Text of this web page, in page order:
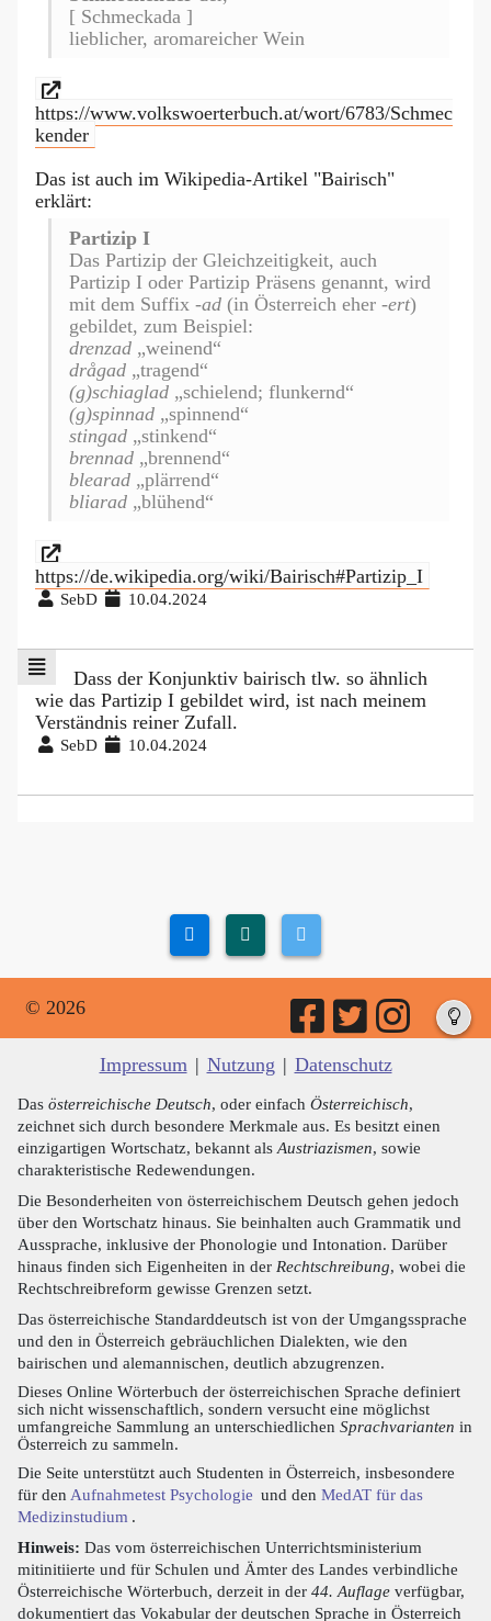
[ Schmeckada ]
lieblicher, aromareicher Wein
https://www.volkswoerterbuch.at/wort/6783/Schmec
kender
Das ist auch im Wikipedia-Artikel "Bairisch"
erklärt:
Partizip I
Das Partizip der Gleichzeitigkeit, auch
Partizip I oder Partizip Präsens genannt, wird
mit dem Suffix -ad (in Österreich eher -ert)
gebildet, zum Beispiel:
drenzad „weinend“
drågad „tragend“
(g)schiaglad „schielend; flunkernd“
(g)spinnad „spinnend“
stingad „stinkend“
brennad „brennend“
blearad „plärrend“
bliarad „blühend“
https://de.wikipedia.org/wiki/Bairisch#Partizip_I
SebD 10.04.2024
Dass der Konjunktiv bairisch tlw. so ähnlich
wie das Partizip I gebildet wird, ist nach meinem
Verständnis reiner Zufall.
SebD 10.04.2024
© 2026
Impressum | Nutzung | Datenschutz
Das österreichische Deutsch, oder einfach Österreichisch,
zeichnet sich durch besondere Merkmale aus. Es besitzt einen
einzigartigen Wortschatz, bekannt als Austriazismen, sowie
charakteristische Redewendungen.
Die Besonderheiten von österreichischem Deutsch gehen jedoch
über den Wortschatz hinaus. Sie beinhalten auch Grammatik und
Aussprache, inklusive der Phonologie und Intonation. Darüber
hinaus finden sich Eigenheiten in der Rechtschreibung, wobei die
Rechtschreibreform gewisse Grenzen setzt.
Das österreichische Standarddeutsch ist von der Umgangssprache
und den in Österreich gebräuchlichen Dialekten, wie den
bairischen und alemannischen, deutlich abzugrenzen.
Dieses Online Wörterbuch der österreichischen Sprache definiert
sich nicht wissenschaftlich, sondern versucht eine möglichst
umfangreiche Sammlung an unterschiedlichen Sprachvarianten in
Österreich zu sammeln.
Die Seite unterstützt auch Studenten in Österreich, insbesondere
für den Aufnahmetest Psychologie und den MedAT für das
Medizinstudium .
Hinweis: Das vom österreichischen Unterrichtsministerium
mitinitiierte und für Schulen und Ämter des Landes verbindliche
Österreichische Wörterbuch, derzeit in der 44. Auflage verfügbar,
dokumentiert das Vokabular der deutschen Sprache in Österreich